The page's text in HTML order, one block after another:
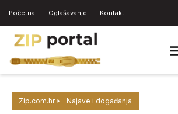
Početna Oglašavanje Kontakt
Zip.com.hr Najave i događanja